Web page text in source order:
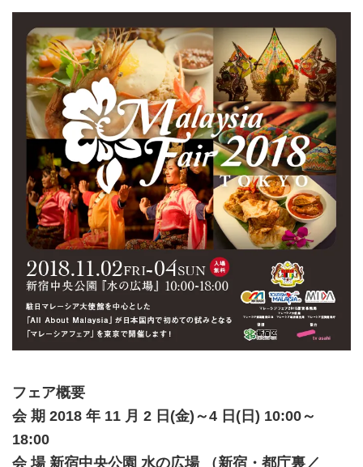
フェア概要
会 期 2018 年 11 月 2 日(金)～4 日(日) 10:00～
18:00
会 場 新宿中央公園 水の広場 （新宿・都庁裏／